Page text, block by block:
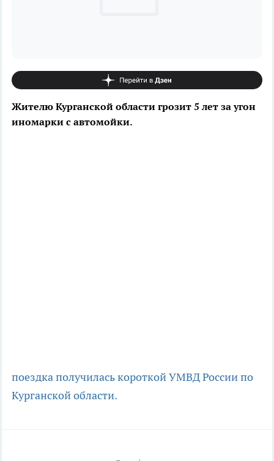
Жителю Курганской области грозит 5 лет за угон
иномарки с автомойки.
поездка получилась короткойУМВД России по
Курганской области.